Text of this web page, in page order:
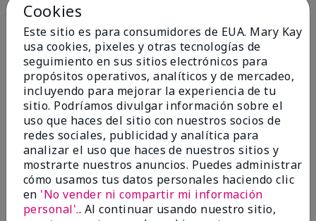
Poetic Pink
Cookies
Este sitio es para consumidores de EUA. Mary Kay
usa cookies, pixeles y otras tecnologías de
seguimiento en sus sitios electrónicos para
propósitos operativos, analíticos y de mercadeo,
incluyendo para mejorar la experiencia de tu
sitio. Podríamos divulgar información sobre el
uso que haces del sitio con nuestros socios de
redes sociales, publicidad y analítica para
analizar el uso que haces de nuestros sitios y
mostrarte nuestros anuncios. Puedes administrar
cómo usamos tus datos personales haciendo clic
en 'No vender ni compartir mi información
personal'.. Al continuar usando nuestro sitio,